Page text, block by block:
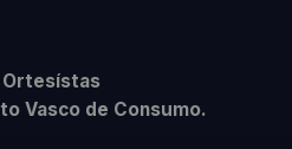
Ortesístas
Vasco de Consumo.